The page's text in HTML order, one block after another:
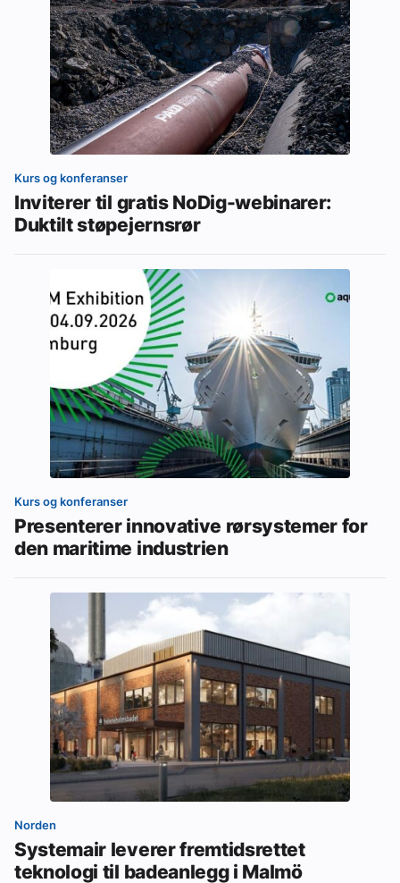
Kurs og konferanser
Inviterer til gratis NoDig-webinarer:
Duktilt støpejernsrør
Kurs og konferanser
Presenterer innovative rørsystemer for
den maritime industrien
Norden
Systemair leverer fremtidsrettet
teknologi til badeanlegg i Malmö